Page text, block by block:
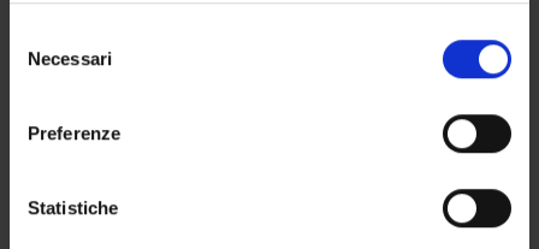
modificare o revocare il proprio consenso in qualsiasi
momento dalla Dichiarazione sui cookie o facendo clic
raccogliere informazioni sulla tua posizione
geografica, con un'approssimazione di qualche
delNecessari
Preferenze
Statistiche
4 anni
SAS-5514 - Classe per le Scuole di Specialità (Ateneo):
Sanità pubblica
Consiglio della Scuola di Specializzazione in Medicina